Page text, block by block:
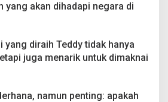
yang akan dihadapi negara di
yang diraih Teddy tidak hanya
juga menarik untuk dimaknai
namun penting: apakah